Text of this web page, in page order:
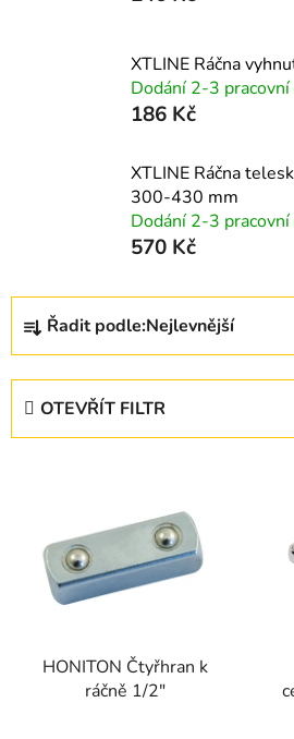
XTLINE Ráčna
Dodání 2-3 pracovní
186 Kč
XTLINE Ráčna
300-430 mm
Dodání 2-3 pracovní
570 Kč
Ř
z
Řadit podle:Nejlevnější
OTEVŘÍT FILTR
HONITON Čtyřhran k
ráčně 1/2"